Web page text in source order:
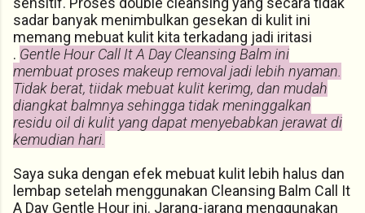
sadar banyak menimbulkan gesekan di kulit ini
memang mebuat kulit kita terkadang jadi iritasi
. Gentle Hour Call It A Day Cleansing Balm ini
membuat proses makeup removal jadi lebih nyaman.
Tidak berat, tiidak mebuat kulit kerimg, dan mudah
diangkat balmnya sehingga tidak meninggalkan
residu oil di kulit yang dapat menyebabkan jerawat di
kemudian hari.
Saya suka dengan efek mebuat kulit lebih halus dan
lembap setelah menggunakan Cleansing Balm Call It
A Day Gentle Hour ini. Jarang-jarang menggunakan